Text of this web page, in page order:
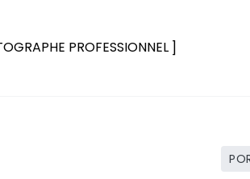
PROFESSIONNEL